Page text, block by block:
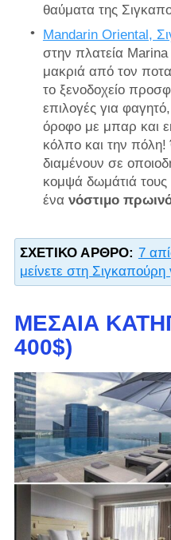
θαύματα της
Mandarin Oriental,
στην πλατεία Marina
μακριά από τον
το ξενοδοχείο
επιλογές για
όροφο με μπαρ και
κόλπο και την πόλη!
διαμένουν σε
κομψά δωμάτιά
ένα νόστιμο
ΣΧΕΤΙΚΌ ΆΡΘΡΟ: 7
μείνετε στη Σιγκαπούρη
ΜΕΣΑΊΑ
400$)